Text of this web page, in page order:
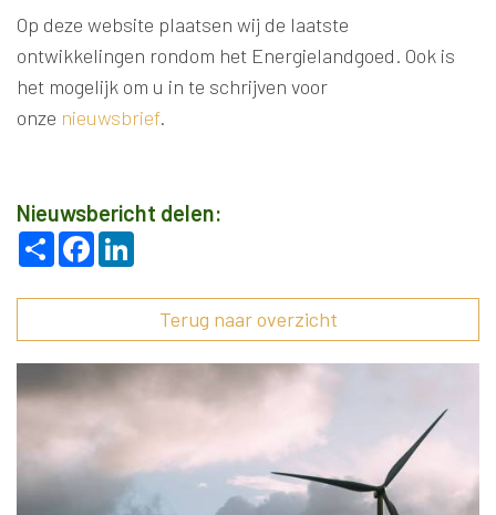
Op deze website plaatsen wij de laatste
ontwikkelingen rondom het Energielandgoed. Ook is
het mogelijk om u in te schrijven voor
onze nieuwsbrief.
Nieuwsbericht delen:
Deel Facebook
Terug naar overzicht